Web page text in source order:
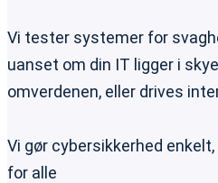
Vi tester systemer for
uanset om din IT ligger i
omverdenen, eller drives
Vi gør cybersikkerhed
for alle